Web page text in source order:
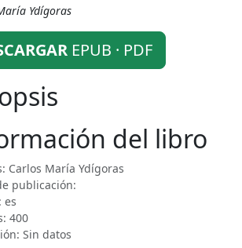
Ydígoras
EPUB · PDF
del libro
Carlos María Ydígoras
publicación:
es
400
Sin datos